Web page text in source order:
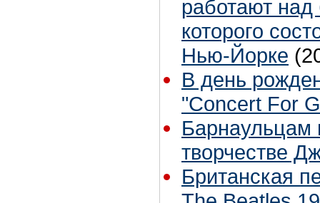
работают
которого
Нью-Йорке
В день
"Concert For
Барнаульцам
творчестве
Британская